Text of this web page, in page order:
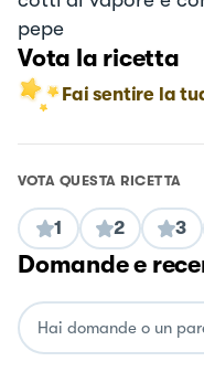
pepe
Vota la ricetta
Fai sentire la
VOTA QUESTA RICETTA
1 2 3
Domande e